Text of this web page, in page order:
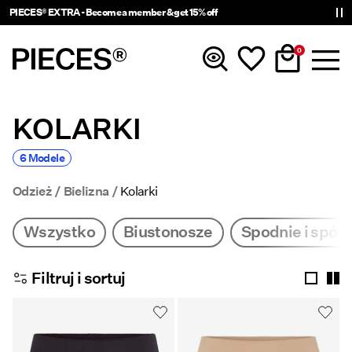
PIECES® EXTRA - Become a member & get 15% off
0
Nowości
Odzież
Akcesoria
Trendy
Shop The Look
KOLARKI
6 Modele
Odzież Bielizna Kolarki
Wszystko Biustonosze Spodnie i
Filtruj i sortuj